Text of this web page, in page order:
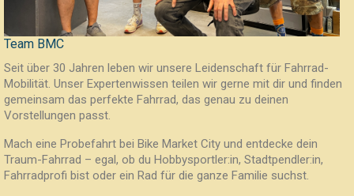
Team BMC
Seit über 30 Jahren leben wir unsere Leidenschaft für Fahrrad-
Mobilität. Unser Expertenwissen teilen wir gerne mit dir und finden
gemeinsam das perfekte Fahrrad, das genau zu deinen
Vorstellungen passt.
Mach eine Probefahrt bei Bike Market City und entdecke dein
Traum-Fahrrad – egal, ob du Hobbysportler:in, Stadtpendler:in,
Fahrradprofi bist oder ein Rad für die ganze Familie suchst.